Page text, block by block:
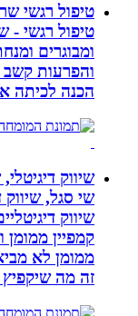
טיפול רגשי שרון
טיפול רגשי -
ומבוגרים ומנחת
והפרעות קשב
הכנה לכיתה א`.
שיווק דיגיטלי, שי
שי סגל, שיווק
שיווק דיגיטליים
קמפיין ממומן
ממומן לא מביא
זה מה שיקפיץ את